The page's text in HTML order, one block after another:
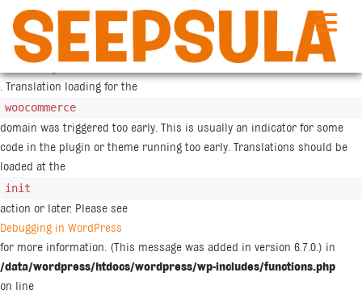
Notice
: Function _load_textdomain_just_in_time was called
. Translation loading for the
woocommerce
domain was triggered too early. This is usually an indicator for some
code in the plugin or theme running too early. Translations should be
loaded at the
init
action or later. Please see
Debugging in WordPress
for more information. (This message was added in version 6.7.0.) in
/data/wordpress/htdocs/wordpress/wp-includes/functions.php
on line
Siirry
sisältöön